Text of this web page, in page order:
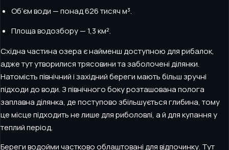
Об’єм води — понад 626 тисяч м³.
Площа водозбору — 1,3 км².
Східна частина озера є найменш доступною для рибалок,
адже тут утворилися трясовини та заболочені ділянки.
Натомість північний і західний береги мають більш зручні
підходи до води. З північного боку розташована полога
заплавна ділянка, де поступово збільшується глибина, тому
це місце підходить не лише для риболовлі, а й для купання у
теплий період.
Береги водойми частково облаштовані для відпочинку. Тут